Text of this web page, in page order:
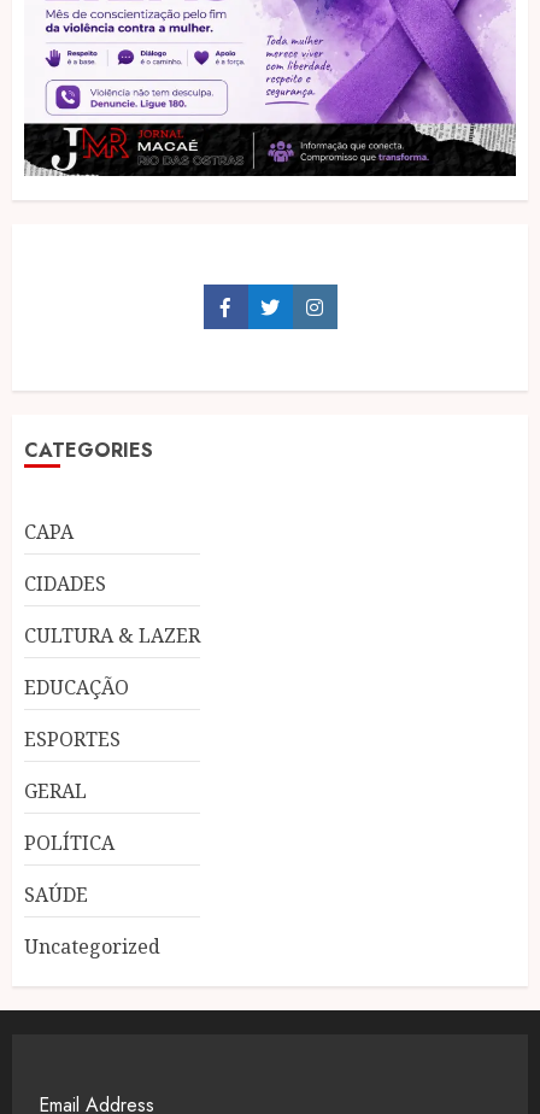
FacebookTwitterInstagram
CATEGORIES
CAPA
CIDADES
CULTURA & LAZER
EDUCAÇÃO
ESPORTES
GERAL
POLÍTICA
SAÚDE
Uncategorized